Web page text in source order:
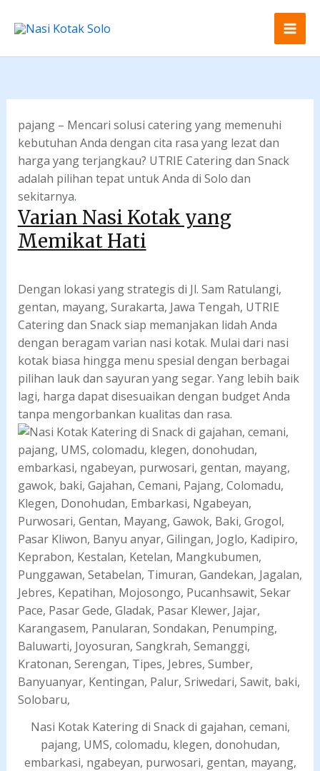
pajang – Mencari solusi catering yang memenuhi
kebutuhan Anda dengan cita rasa yang lezat dan
harga yang terjangkau? UTRIE Catering dan Snack
adalah pilihan tepat untuk Anda di Solo dan
sekitarnya.
Varian Nasi Kotak yang
Memikat Hati
Dengan lokasi yang strategis di Jl. Sam Ratulangi,
gentan, mayang, Surakarta, Jawa Tengah, UTRIE
Catering dan Snack siap memanjakan lidah Anda
dengan beragam varian nasi kotak. Mulai dari nasi
kotak biasa hingga menu spesial dengan berbagai
pilihan lauk dan sayuran yang segar. Yang lebih baik
lagi, harga dapat disesuaikan dengan budget Anda
tanpa mengorbankan kualitas dan rasa.
Nasi Kotak Katering di Snack di gajahan, cemani,
pajang, UMS, colomadu, klegen, donohudan,
embarkasi, ngabeyan, purwosari, gentan, mayang,